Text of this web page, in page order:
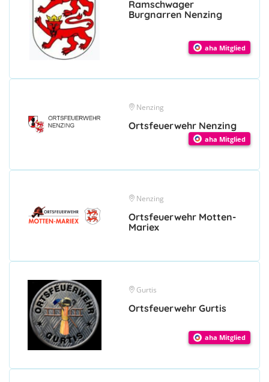
Ramschwager
Burgnarren Nenzing
aha Mitglied
Nenzing
Ortsfeuerwehr Nenzing
aha Mitglied
Nenzing
Ortsfeuerwehr Motten-
Mariex
Gurtis
Ortsfeuerwehr Gurtis
aha Mitglied